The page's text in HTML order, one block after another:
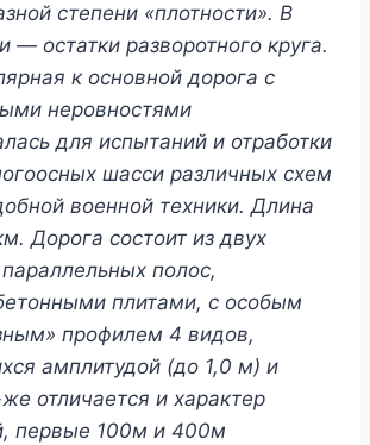
степени «плотности». В
— остатки разворотного круга.
к основной дорога с
неровностями
для испытаний и отработки
шасси различных схем
военной техники. Длина
Дорога состоит из двух
полос,
плитами, с особым
профилем 4 видов,
амплитудой (до 1,0 м) и
отличается и характер
первые 100м и 400м